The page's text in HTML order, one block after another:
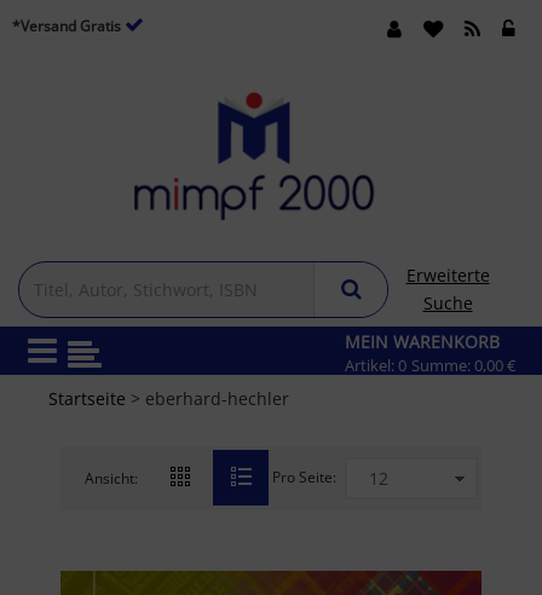
*Versand Gratis
Erweiterte
Suche
MEIN WARENKORB
Artikel: 0 Summe: 0,00 €
Startseite > eberhard-hechler
Ansicht: Pro Seite: